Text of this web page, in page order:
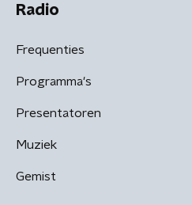
Radio
Frequenties
Programma's
Presentatoren
Muziek
Gemist